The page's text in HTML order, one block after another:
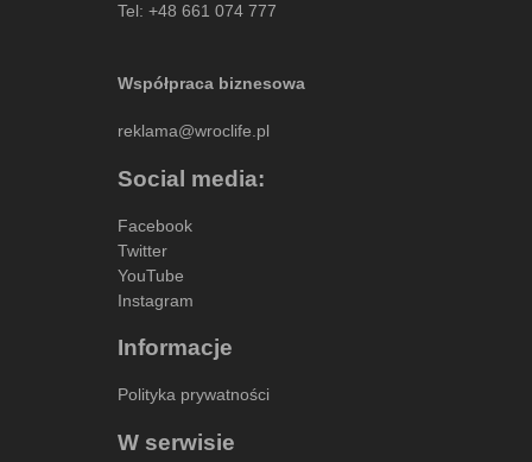
Tel: +48 661 074 777
Współpraca biznesowa
reklama@wroclife.pl
Social media:
Facebook
Twitter
YouTube
Instagram
Informacje
Polityka prywatności
W serwisie